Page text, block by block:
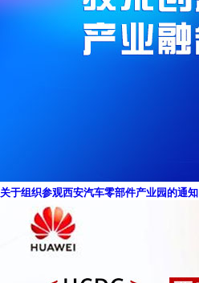
关于组织参观西安汽车零部件产业园的通知